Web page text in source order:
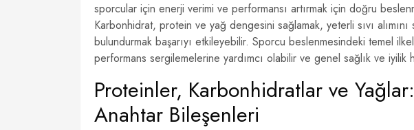
sporcular için enerji verimi ve performansı artırmak için doğru
Karbonhidrat, protein ve yağ dengesini sağlamak, yeterli sıvı
bulundurmak başarıyı etkileyebilir. Sporcu beslenmesindeki temel
performans sergilemelerine yardımcı olabilir ve genel sağlık ve iyilik
Proteinler, Karbonhidratlar ve
Anahtar Bileşenleri